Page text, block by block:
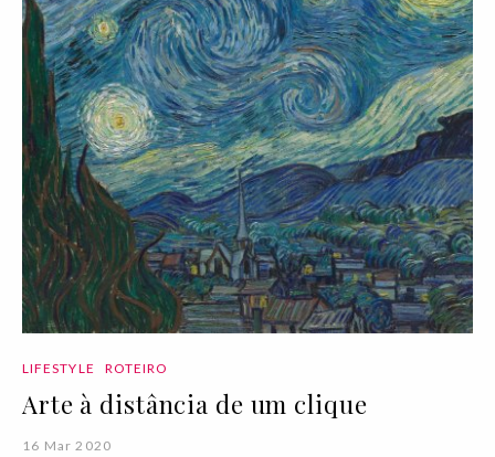
LIFESTYLE ROTEIRO
Arte à distância de um clique
16 Mar 2020